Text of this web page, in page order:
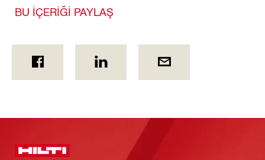
BU İÇERİĞİ PAYLAŞ